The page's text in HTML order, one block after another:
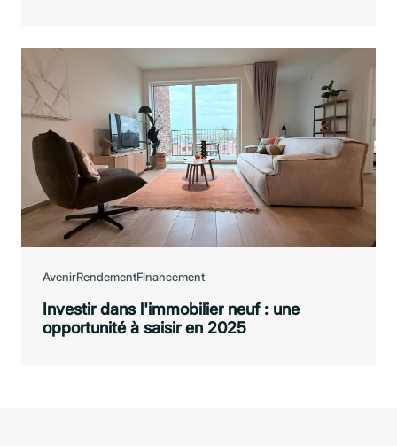
AvenirRendementFinancement
Investir dans l'immobilier neuf : une
opportunité à saisir en 2025